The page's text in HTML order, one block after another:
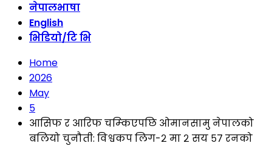
नेपालभाषा
English
भिडियो/टि भि
Home
2026
May
5
आसिफ र आरिफ चम्किएपछि ओमानसामु नेपालको
बलियो चुनौती: विश्वकप लिग-२ मा २ सय ५७ रनको